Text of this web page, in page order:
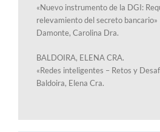
«Nuevo instrumento de la DGI:
relevamiento del secreto bancario»
Damonte, Carolina Dra.
BALDOIRA, ELENA CRA.
«Redes inteligentes – Retos y
Baldoira, Elena Cra.